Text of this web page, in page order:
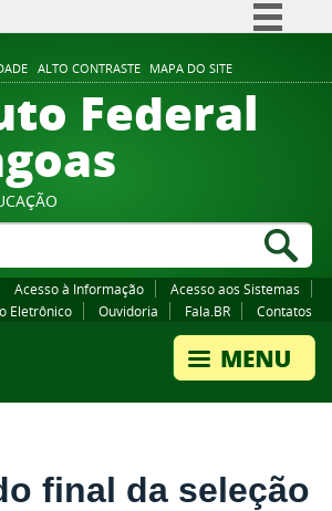
ALTO CONTRASTE MAPA DO SITE
Comunica BR
Participe
Canais
Federal
Acesso à Informação
Acesso aos Sistemas
Eletrônico
Ouvidoria Fala.BR Contatos
final da seleção